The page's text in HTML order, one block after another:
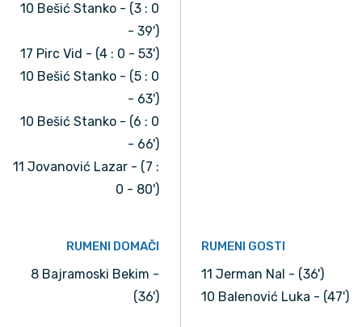
10 Bešić Stanko - (3 : 0
- 39')
17 Pirc Vid - (4 : 0 - 53')
10 Bešić Stanko - (5 : 0
- 63')
10 Bešić Stanko - (6 : 0
- 66')
11 Jovanović Lazar - (7 :
0 - 80')
RUMENI DOMAČI
8 Bajramoski Bekim -
(36')
RUMENI GOSTI
11 Jerman Nal - (36')
10 Balenović Luka - (47')